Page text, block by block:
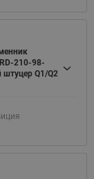
210-98-
Q1/Q2